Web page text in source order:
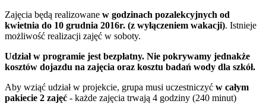
Zajęcia będą realizowane w godzinach pozalekcyjnych od
kwietnia do 10 grudnia 2016r. (z wyłączeniem wakacji). Istnieje
możliwość realizacji zajęć w soboty.
Udział w programie jest bezpłatny. Nie pokrywamy jednakże
kosztów dojazdu na zajęcia oraz kosztu badań wody dla szkół.
Aby wziąć udział w projekcie, grupa musi uczestniczyć w całym
pakiecie 2 zajęć - każde zajęcia trwają 4 godziny (240 minut)